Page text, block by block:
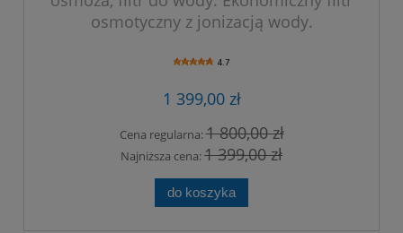
osmotyczny z jonizacją wody.
4.7
1 399,00 zł
Cena regularna:1 800,00 zł
Najniższa cena:1 399,00 zł
do koszyka